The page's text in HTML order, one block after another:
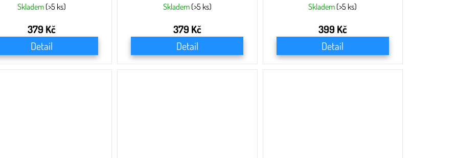
Skladem (>5 ks)
379 Kč
Detail
Skladem (>5 ks)
379 Kč
Detail
Skladem (>5 ks)
399 Kč
Detail